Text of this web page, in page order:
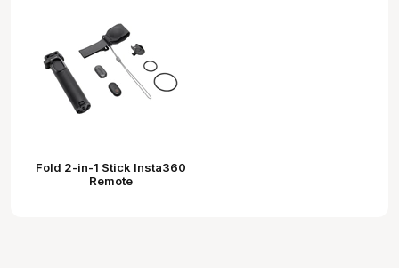
Fold 2-in-1 Stick Insta360
Remote